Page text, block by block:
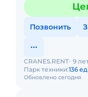
Позвонить
Обновлено сегодня
CRANES.RENT 9
Парк техники:136